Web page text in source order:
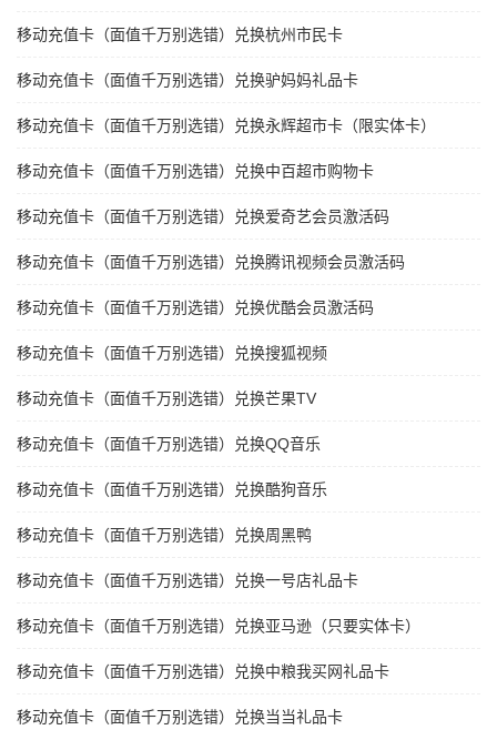
移动充值卡（面值千万别选错）兑换杭州市民卡
移动充值卡（面值千万别选错）兑换驴妈妈礼品卡
移动充值卡（面值千万别选错）兑换永辉超市卡（限实体卡）
移动充值卡（面值千万别选错）兑换中百超市购物卡
移动充值卡（面值千万别选错）兑换爱奇艺会员激活码
移动充值卡（面值千万别选错）兑换腾讯视频会员激活码
移动充值卡（面值千万别选错）兑换优酷会员激活码
移动充值卡（面值千万别选错）兑换搜狐视频
移动充值卡（面值千万别选错）兑换芒果TV
移动充值卡（面值千万别选错）兑换QQ音乐
移动充值卡（面值千万别选错）兑换酷狗音乐
移动充值卡（面值千万别选错）兑换周黑鸭
移动充值卡（面值千万别选错）兑换一号店礼品卡
移动充值卡（面值千万别选错）兑换亚马逊（只要实体卡）
移动充值卡（面值千万别选错）兑换中粮我买网礼品卡
移动充值卡（面值千万别选错）兑换当当礼品卡